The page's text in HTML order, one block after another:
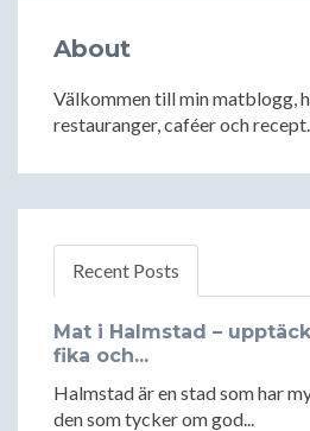
About
Välkommen till min matblogg,
restauranger, caféer och recept.
Recent Posts
Mat i Halmstad –
fika och...
Halmstad är en stad som har
den som tycker om god...